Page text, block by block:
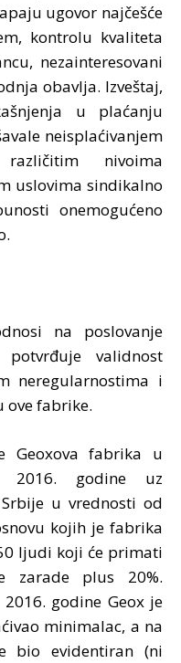
ugovor najčešće
kontrolu kvaliteta
nezainteresovani
obavlja. Izveštaj,
u plaćanju
neisplaćivanjem
nivoima
uslovima sindikalno
onemogućeno
na poslovanje
validnost
neregularnostima i
ove fabrike.
Geoxova fabrika u
2016. godine uz
u vrednosti od
kojih je fabrika
ljudi koji će primati
zarade plus 20%.
godine Geox je
minimalac, a na
bio evidentiran (ni